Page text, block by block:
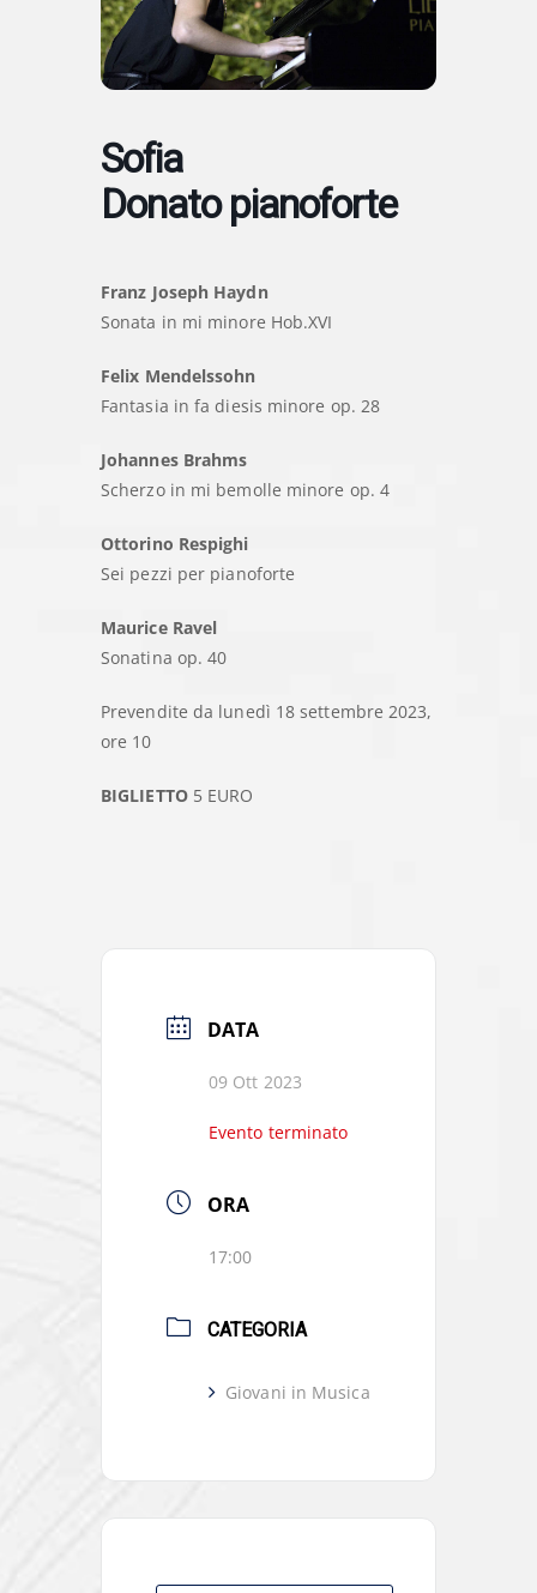
Sofia
Donato pianoforte
Franz Joseph Haydn
Sonata in mi minore Hob.XVI
Felix Mendelssohn
Fantasia in fa diesis minore op. 28
Johannes Brahms
Scherzo in mi bemolle minore op. 4
Ottorino Respighi
Sei pezzi per pianoforte
Maurice Ravel
Sonatina op. 40
Prevendite da lunedì 18 settembre 2023,
ore 10
BIGLIETTO5 EURO
DATA
09 Ott 2023
Evento terminato
ORA
17:00
CATEGORIA
Giovani in Musica